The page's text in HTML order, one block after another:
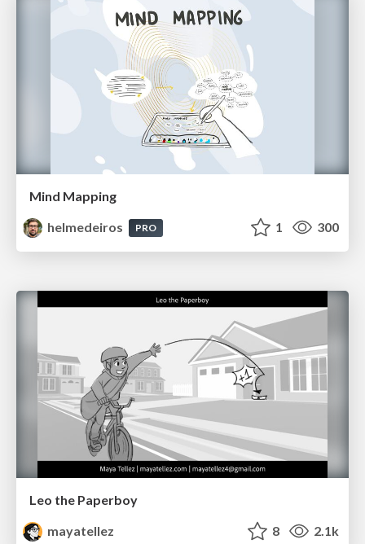
Mind Mapping
helmedeiros
PRO 1 300
Leo the Paperboy
mayatellez
8 2.1k